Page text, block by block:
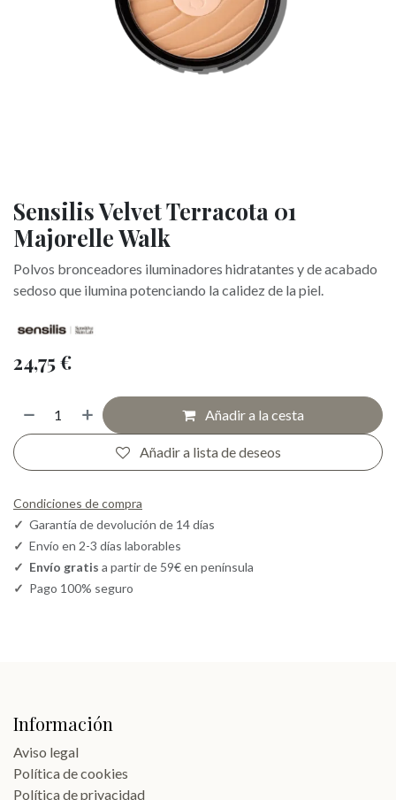
Sensilis Velvet Terracota 01
Majorelle Walk
Polvos bronceadores iluminadores hidratantes y de acabado
sedoso que ilumina potenciando la calidez de la piel.
24,75€
Añadir a la cesta
Añadir a lista de deseos
Condiciones de compra
✓ Garantía de devolución de 14 días
✓ Envío en 2-3 días laborables
✓ Envío gratis a partir de 59€ en península
✓ Pago 100% seguro
Información
Aviso legal
Política de cookies
Política de privacidad